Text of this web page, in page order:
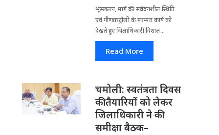
भूस्खलन, मार्ग की संवेदनशील स्थिति
एवं गौण्डारट्रॉली के मरम्मत कार्य को
देखते हुए जिलाधिकारी विशाल...
Read More
चमोली: स्वतंत्रता दिवस
की तैयारियों को लेकर
जिलाधिकारी ने की
समीक्षा बैठक–